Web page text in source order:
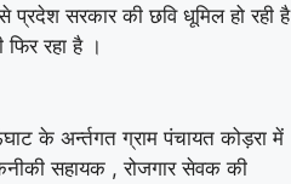
प्रदेश सरकार की छवि धूमिल हो रही है
रहा है ।
के अर्न्तगत ग्राम पंचायत कोड़रा में
सहायक , रोजगार सेवक की